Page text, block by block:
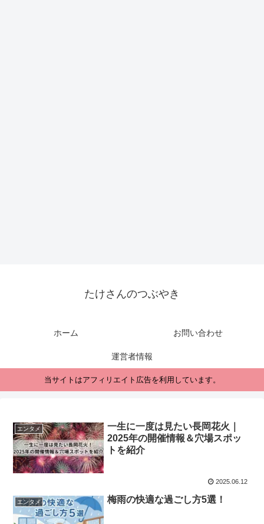
たけさんのつぶやき
ホーム お問い合わせ
運営者情報
当サイトはアフィリエイト広告を利用しています。
エンタメ
一生に一度は見たい長岡花火｜
2025年の開催情報＆穴場スポッ
トを紹介
2025.06.12
エンタメ 梅雨の快適な過ごし方5選！